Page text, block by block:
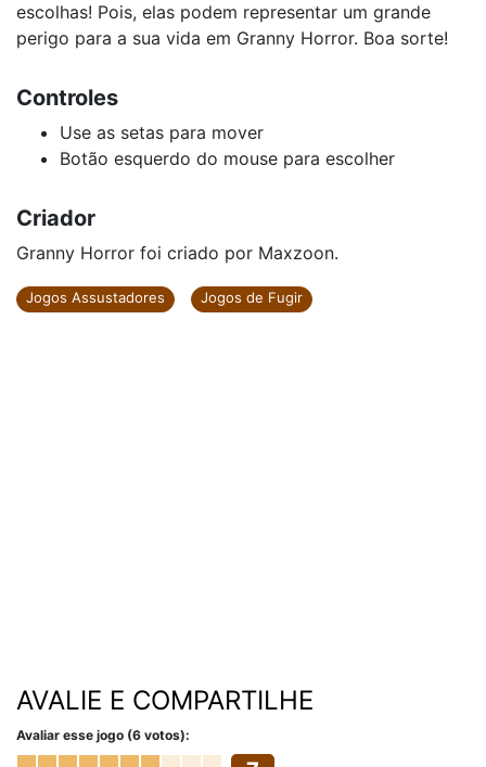
escolhas! Pois, elas podem representar um grande
perigo para a sua vida em Granny Horror. Boa sorte!
Controles
Use as setas para mover
Botão esquerdo do mouse para escolher
Criador
Granny Horror foi criado por Maxzoon.
Jogos Assustadores Jogos de Fugir
AVALIE E COMPARTILHE
Avaliar esse jogo (6 votos):